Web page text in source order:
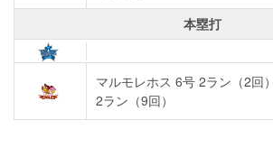
本塁打
マルモレホス 6号 2ラン（2回）
2ラン（9回）